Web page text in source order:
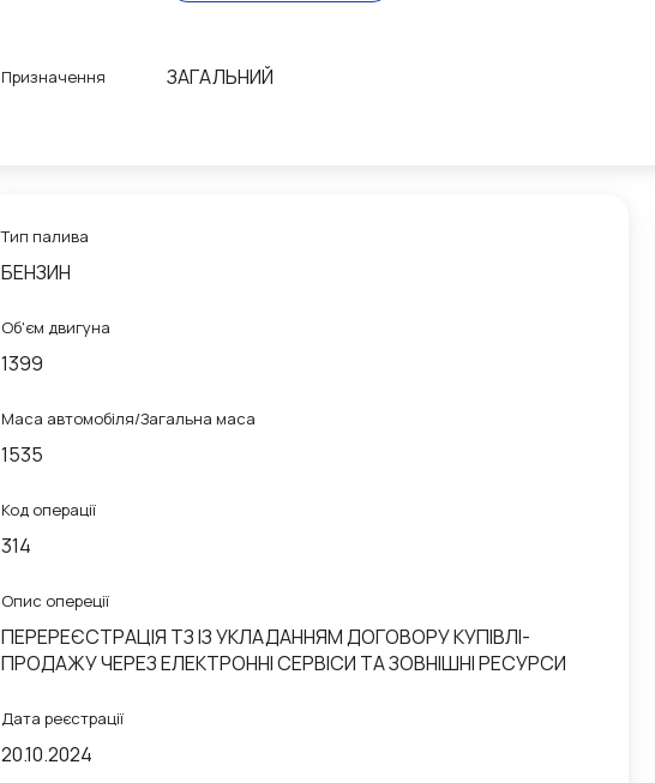
Призначення ЗАГАЛЬНИЙ
Тип палива
БЕНЗИН
Об'єм двигуна
1399
Маса автомобіля/Загальна маса
1535
Код операції
314
Опис опереції
ПЕРЕРЕЄСТРАЦІЯ ТЗ ІЗ УКЛАДАННЯМ ДОГОВОРУ КУПІВЛІ-
ПРОДАЖУ ЧЕРЕЗ ЕЛЕКТРОННІ СЕРВІСИ ТА ЗОВНІШНІ РЕСУРСИ
Дата реєстрації
20.10.2024